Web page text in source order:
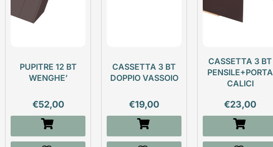
PUPITRE 12 BT
WENGHE’
€52,00
CASSETTA 3 BT
DOPPIO VASSOIO
€19,00
CASSETTA 3 BT
PENSILE+PORTA
CALICI
€23,00